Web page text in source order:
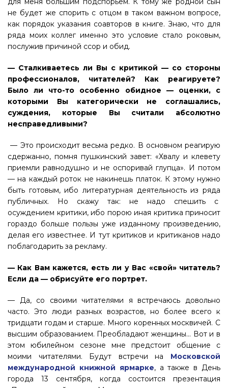
не будет же спорить с отцом в таком важном вопросе,
как порядок указания соавторов в книге. Знаю, что для
ряда моих коллег именно это условие стало роковым,
послужив причиной ссор и обид.
— Сталкиваетесь ли Вы с критикой — со стороны
профессионалов, читателей? Как реагируете?
Было ли что-то особенно обидное — оценки, с
которыми Вы категорически не соглашались,
суждения, которые Вы считали абсолютно
несправедливыми?
— Это происходит весьма редко. В основном реагирую
сдержанно, помня пушкинский завет: «Хвалу и клевету
приемли равнодушно и не оспоривай глупца». И потом
— на каждый роток не накинешь платок. К этому нужно
быть готовым, ибо литературная деятельность из ряда
публичных. Но скажу так: не надо спешить с
осуждением критики, ибо порою иная критика приносит
гораздо больше пользы уже изданному произведению,
делая его известнее. И тут критиков и критиканов надо
поблагодарить за рекламу.
— Как Вам кажется, есть ли у Вас «свой» читатель?
Если да — обрисуйте его портрет.
— Да, со своими читателями я встречаюсь довольно
часто. Это люди разных возрастов, но более всего к
тридцати годам и старше. Много коренных москвичей. С
высшим образованием. Преобладают женщины… Вот и в
этом юбилейном сезоне мне предстоит общение с
моими читателями. Будут встречи на Московской
международной книжной ярмарке, а также в День
города 13 сентября, когда состоится презентация